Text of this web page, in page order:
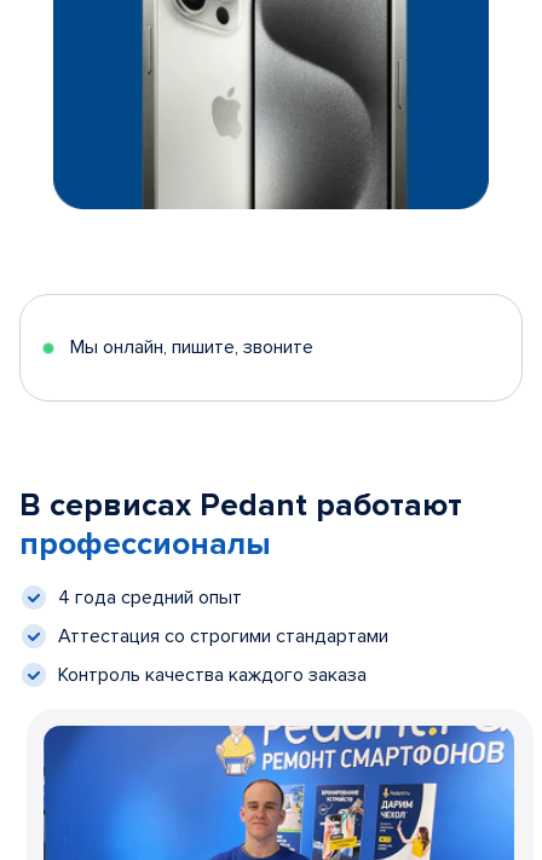
Мы онлайн, пишите, звоните
В сервисах Pedant работают
профессионалы
4 года средний опыт
Аттестация со строгими стандартами
Контроль качества каждого заказа